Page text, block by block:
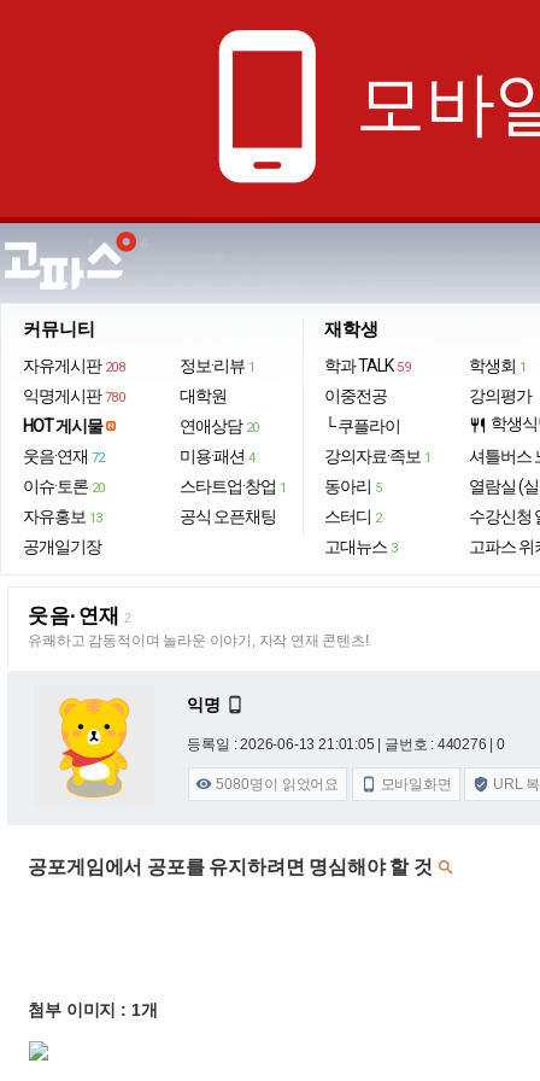
phone_android 모바
커뮤니티
자유게시판 208
익명게시판 780
HOT 게시물
웃음·연재 72
이슈·토론 20
자유홍보 13
공개일기장
정보·리뷰 1
대학원
연애상담 20
미용·패션 4
스타트업·창업 1
공식 오픈채팅
재학생
학과 TALK 59
이중전공
└ 쿠플라이
강의자료·족보 1
동아리 5
스터디 2
고대뉴스 3
학생회 1
강의평가
restaurant 학생
셔틀버스
열람실 (
수강신청
고파스 위
웃음·연재 2
유쾌하고 감동적이며 놀라운 이야기, 자작 연재 콘텐츠!
익명 
등록일 : 2026-06-13 21:01:05 | 글번호 : 440276 | 0
 5080명이 읽었어요  모바일화면  URL
공포게임에서 공포를 유지하려면 명심해야 할 것 
첨부 이미지 : 1개